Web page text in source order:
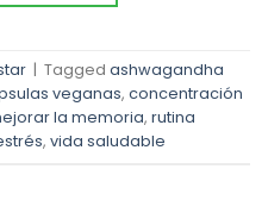
| Tagged ashwagandha
veganas, concentración
la memoria, rutina
, vida saludable